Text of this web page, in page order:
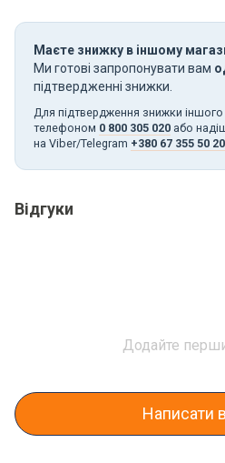
Маєте знижку в іншому
Ми готові запропонувати вам
підтвердженні знижки.
Для підтвердження знижки іншого
телефоном 0 800 305 020 або
на Viber/Telegram +380 67 355 50 20
Відгуки
Додайте
Написати